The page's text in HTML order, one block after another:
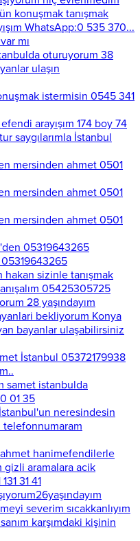
konuşmak tanışmak
WhatsApp:0 535 370...
mı
oturuyorum 38
ulaşın
istermisin 0545 341
arayışım 174 boy 74
saygılarımla İstanbul
mersinden ahmet 0501
mersinden ahmet 0501
mersinden ahmet 0501
05319643265
hakan sizinle tanışmak
05425305725
28 yaşındayım
bekliyorum Konya
bayanlar ulaşabilirsiniz
İstanbul 05372179938
istanbulda
01 35
İstanbul'un neresindesin
telefonnumaram
hanimefendilerle
gizli aramalara acik
31 41
severim sıcakkanlıyım
karşımdaki kişinin